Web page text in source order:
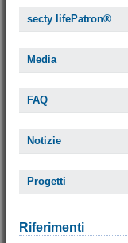
secty lifePatron®
Media
FAQ
Notizie
Progetti
Riferimenti